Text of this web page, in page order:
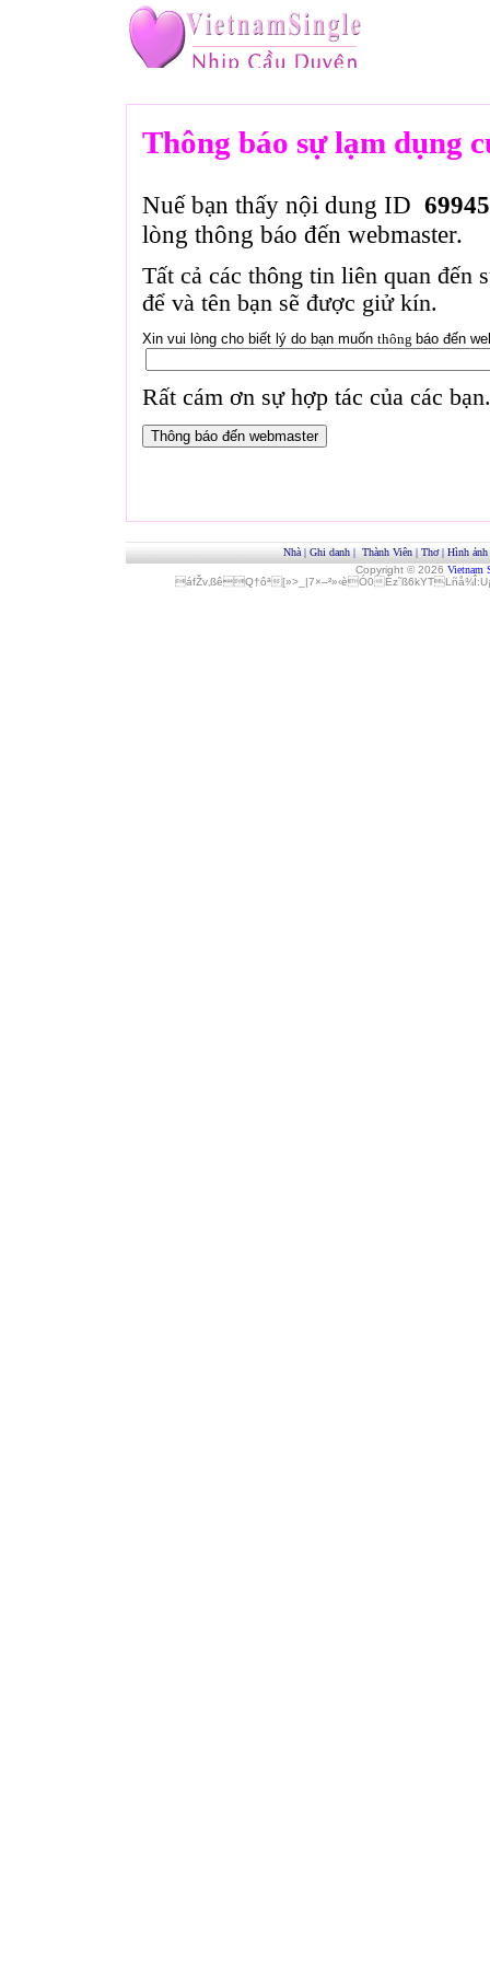
Thông báo sự lạm dụng
Nuế bạn thấy nội dung ID
lòng thông báo đến webmaster.
Tất cả các thông tin liên quan đến
để và tên bạn sẽ được giử kín.
Xin vui lòng cho biết lý do bạn muốn thông báo đến
Rất cám ơn sự hợp tác của các bạn.
Nhà | Ghi danh | Thành Viên | Thơ| Hình ảnh
Copyright © 2026 Vietnam
áfŽv‚ßêQ†ôª[»>_|7×–²»‹èÓ0